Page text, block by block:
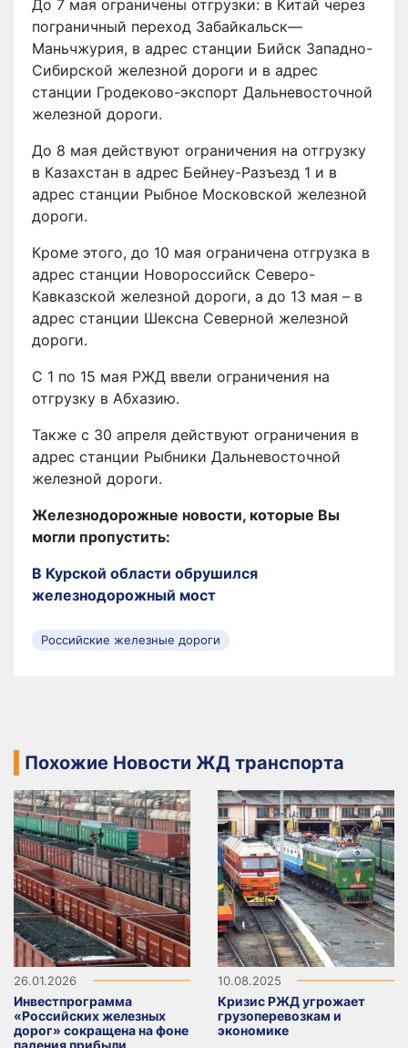
До 7 мая ограничены отгрузки: в Китай через
пограничный переход Забайкальск—
Маньчжурия, в адрес станции Бийск Западно-
Сибирской железной дороги и в адрес
станции Гродеково-экспорт Дальневосточной
железной дороги.
До 8 мая действуют ограничения на отгрузку
в Казахстан в адрес Бейнеу-Разъезд 1 и в
адрес станции Рыбное Московской железной
дороги.
Кроме этого, до 10 мая ограничена отгрузка в
адрес станции Новороссийск Северо-
Кавказской железной дороги, а до 13 мая – в
адрес станции Шексна Северной железной
дороги.
С 1 по 15 мая РЖД ввели ограничения на
отгрузку в Абхазию.
Также с 30 апреля действуют ограничения в
адрес станции Рыбники Дальневосточной
железной дороги.
Железнодорожные новости, которые Вы
могли пропустить:
В Курской области обрушился
железнодорожный мост
Российские железные дороги
Похожие Новости ЖД транспорта
26.01.2026
Инвестпрограмма
«Российских железных
дорог» сокращена на фоне
падения прибыли
10.08.2025
Кризис РЖД угрожает
грузоперевозкам и
экономике